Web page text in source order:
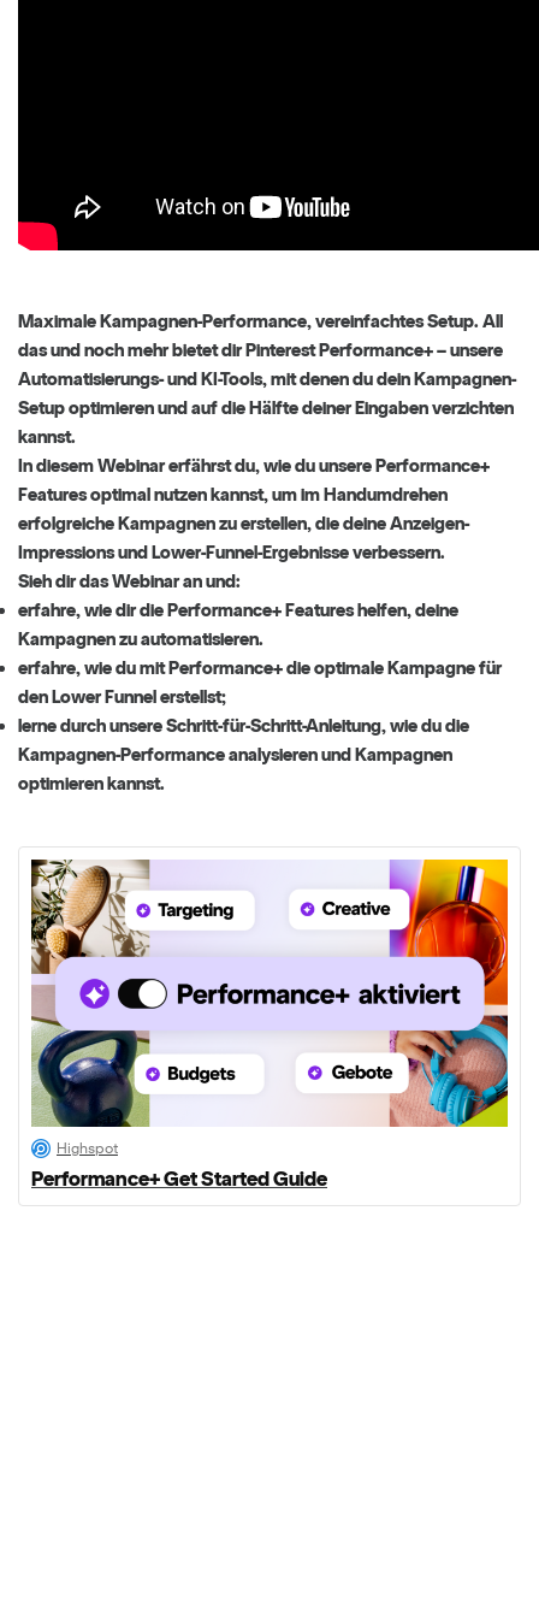
Maximale Kampagnen-Performance, vereinfachtes Setup. All
das und noch mehr bietet dir Pinterest Performance+ – unsere
Automatisierungs- und KI-Tools, mit denen du dein Kampagnen-
Setup optimieren und auf die Hälfte deiner Eingaben verzichten
kannst.
In diesem Webinar erfährst du, wie du unsere Performance+
Features optimal nutzen kannst, um im Handumdrehen
erfolgreiche Kampagnen zu erstellen, die deine Anzeigen-
Impressions und Lower-Funnel-Ergebnisse verbessern.
Sieh dir das Webinar an und:
erfahre, wie dir die Performance+ Features helfen, deine
Kampagnen zu automatisieren.
erfahre, wie du mit Performance+ die optimale Kampagne für
den Lower Funnel erstellst;
lerne durch unsere Schritt-für-Schritt-Anleitung, wie du die
Kampagnen-Performance analysieren und Kampagnen
optimieren kannst.
Highspot
Performance+ Get Started Guide